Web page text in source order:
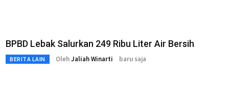
BPBD Lebak Salurkan 249 Ribu Liter Air Bersih
BERITA LAIN OlehJaliah Winarti baru saja